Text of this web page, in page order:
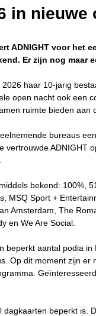
in nieuwe
ADNIGHT voor het
Er zijn nog maar
haar 10-jarig
open nacht ook een
ruimte bieden aan
bureaus
vertrouwde ADNIGHT
bekend: 100%,
MSQ Sport +
Amsterdam, The
en We Are Social.
beperkt aantal podia
Op dit moment zijn
beperkt is.